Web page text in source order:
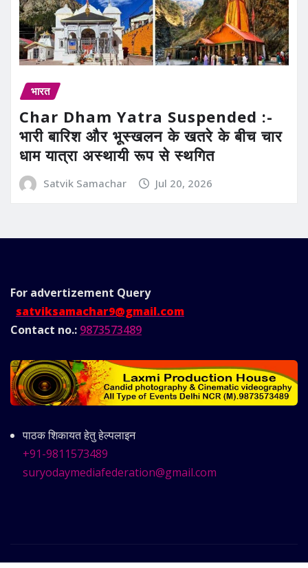
भारत
Char Dham Yatra Suspended :-
भारी बारिश और भूस्खलन के खतरे के बीच चार
धाम यात्रा अस्थायी रूप से स्थगित
Satvik Samachar Jul 20, 2026
For advertizement Query
satviksamachar9@gmail.com
Contact no.: 9873573489
पाठक शिकायत हेतु हेल्पलाइन
+91-9811573489
suryodaymediafederation@gmail.com